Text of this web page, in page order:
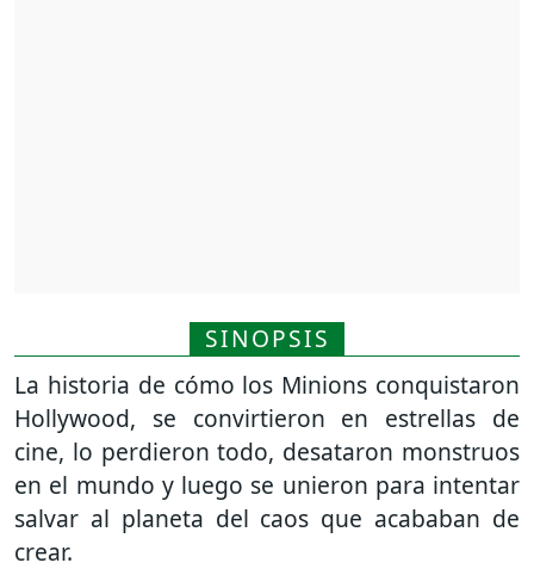
SINOPSIS
La historia de cómo los Minions conquistaron
Hollywood, se convirtieron en estrellas de
cine, lo perdieron todo, desataron monstruos
en el mundo y luego se unieron para intentar
salvar al planeta del caos que acababan de
crear.